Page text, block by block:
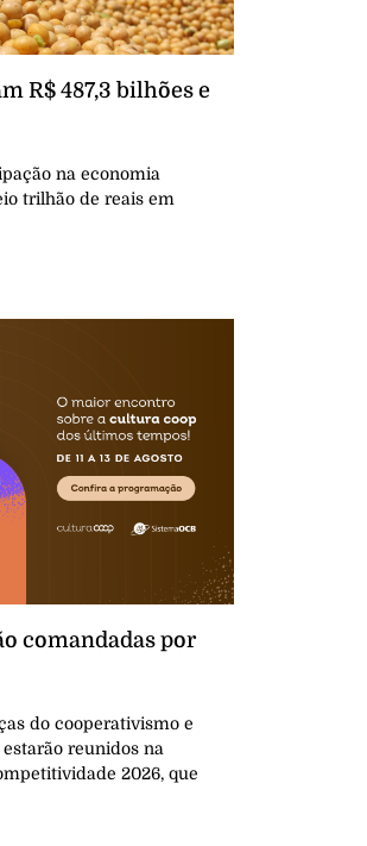
R$ 487,3 bilhões e
na economia
trilhão de reais em
comandadas por
do cooperativismo e
reunidos na
2026, que